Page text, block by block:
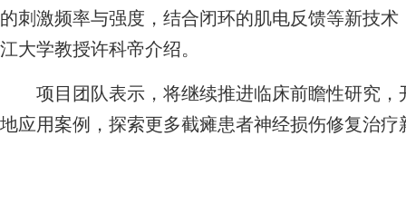
的刺激频率与强度，结合闭环的肌电反馈等新技
江大学教授许科帝介绍。
项目团队表示，将继续推进临床前瞻性研究，
地应用案例，探索更多截瘫患者神经损伤修复治